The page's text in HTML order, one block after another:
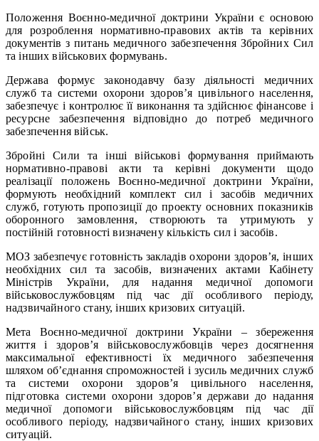
Положення Воєнно-медичної доктрини України є основою
для розроблення нормативно-правових актів та керівних
документів з питань медичного забезпечення Збройних Сил
та інших військових формувань.
Держава формує законодавчу базу діяльності медичних
служб та системи охорони здоров’я цивільного населення,
забезпечує і контролює її виконання та здійснює фінансове і
ресурсне забезпечення відповідно до потреб медичного
забезпечення військ.
Збройні Сили та інші військові формування приймають
нормативно-правові акти та керівні документи щодо
реалізації положень Воєнно-медичної доктрини України,
формують необхідний комплект сил і засобів медичних
служб, готують пропозиції до проекту основних показників
оборонного замовлення, створюють та утримують у
постійній готовності визначену кількість сил і засобів.
МОЗ забезпечує готовність закладів охорони здоров’я, інших
необхідних сил та засобів, визначених актами Кабінету
Міністрів України, для надання медичної допомоги
військовослужбовцям під час дії особливого періоду,
надзвичайного стану, інших кризових ситуацій.
Мета Воєнно-медичної доктрини України – збереження
життя і здоров’я військовослужбовців через досягнення
максимальної ефективності їх медичного забезпечення
шляхом об’єднання спроможностей і зусиль медичних служб
та системи охорони здоров’я цивільного населення,
підготовка системи охорони здоров’я держави до надання
медичної допомоги військовослужбовцям під час дії
особливого періоду, надзвичайного стану, інших кризових
ситуацій.